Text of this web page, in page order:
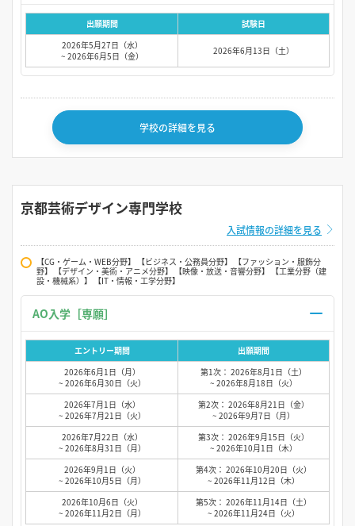
出願期間
試験日
2026年5月27日（水）
~ 2026年6月5日（金）
2026年6月13日（土）
学校の詳細を見る
京都芸術デザイン専門学校
入試情報の詳細を見る
【CG・ゲーム・WEB分野】 【ビジネス・公務員分野】 【ファッション・服飾分
野】 【デザイン・美術・アニメ分野】 【映像・放送・音響分野】 【工業分野（建
設・機械系）】 【IT・情報・工学分野】
エントリー期間
出願期間
2026年6月1日（月）
~ 2026年6月30日（火）
第1次： 2026年8月1日（土）
~ 2026年8月18日（火）
2026年7月1日（水）
~ 2026年7月21日（火）
第2次： 2026年8月21日（金）
~ 2026年9月7日（月）
2026年7月22日（水）
~ 2026年8月31日（月）
第3次： 2026年9月15日（火）
~ 2026年10月1日（木）
2026年9月1日（火）
~ 2026年10月5日（月）
第4次： 2026年10月20日（火）
~ 2026年11月12日（木）
2026年10月6日（火）
~ 2026年11月2日（月）
第5次： 2026年11月14日（土）
~ 2026年11月24日（火）